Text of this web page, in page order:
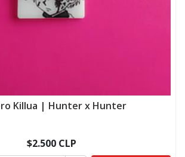
Killua | Hunter x Hunter
$2.500 CLP